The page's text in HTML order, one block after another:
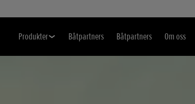
Produkter Båtpartners Båtpartners Om oss